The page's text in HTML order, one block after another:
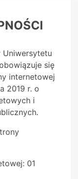
się
internetowej
2019 r. o
i
01